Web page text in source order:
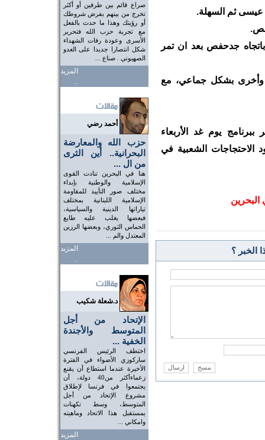
صراع قائم بين طرفين أو أكثر
تخرج من بينهم بفرض شروطك
أو رؤيتك وهذا ما حدث بالفعل
مع تجربة حزب الله فتحرير
الأسرى وعودة رفات الشهداء
شكل انتصارا جديدا على العدو
الصهيوني . صناع ...
المزيد
..
أحمد رضي
حزب الله والمعارضة
البحرانية.. أين الثرى
من ال ...
هنا في البحرين تنادت القوى
الإسلامية والوطنية بإبداء
مختلف صور التأييد للمقاومة
الإسلامية اللبنانية بمختلف
تياراتها الدينية والسياسية،
فبعضها يغلب عليه طابع
الحماس الثوري، وبعضها الرزين
المعتدل والم ...
المزيد
..
د.شعلة شكيب
الإتحاد من أجل
المتوسط والأجندة
الخفية ...
اختطف الرئيس الفرنسي
ساركوزي الأضواء في الفترة
الأخيرة عندما استطاع أن يقنع
زعماءأكثر من40 دولة، أن
يجتمعوا في فرنسا لإطلاق
مشروع الإتحاد من أجل
المتوسط، وسط تكهنات
بمستقبل هذا الاتحاد وماهيته
وامكاني ...
المزيد
جدحفص بعد ان تمر
وأخرى بشكل جماعي، مع
يوم غد الأربعاء
الاحتجاجات الشعبية في
الخبر ؟